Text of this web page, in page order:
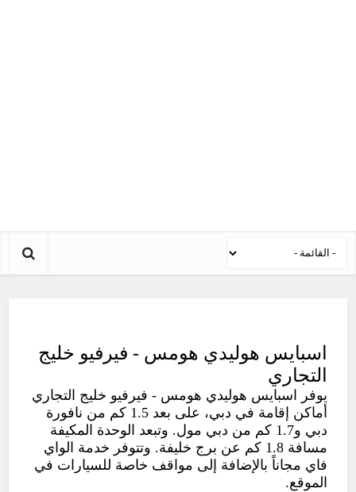
اسبايس هوليدي هومس - فيرفيو خليج
التجاري
يوفر اسبايس هوليدي هومس - فيرفيو خليج التجاري
أماكن إقامة في دبي، على بعد 1.5 كم من نافورة
دبي و1.7 كم من دبي مول. وتبعد الوحدة المكيفة
مسافة 1.8 كم عن برج خليفة. وتتوفر خدمة الواي
فاي مجاناً بالإضافة إلى مواقف خاصة للسيارات في
الموقع.